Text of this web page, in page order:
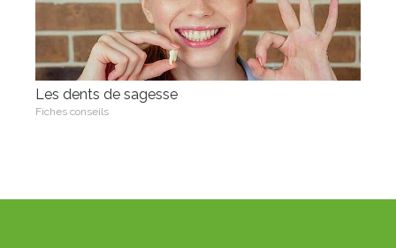
Les dents de sagesse
Fiches conseils